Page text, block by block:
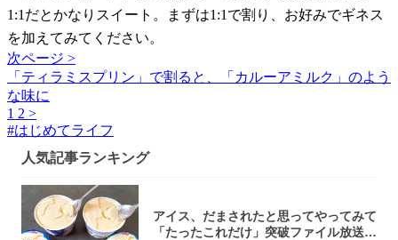
1:1だとかなりスイート。まずは1:1で割り、お好みでギネス
を加えてみてください。
次ページ >
「ティラミスプリン」で割ると、「カルーアミルク」のよう
な味に
1 2 >
#はじめてライフ
人気記事ランキング
アイス、だまされたと思ってやってみて
「たったこれだけ」突破ファイル放送で